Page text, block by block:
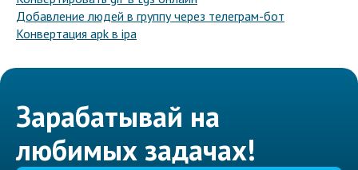
Добавление людей в группу через телеграм-бот
Конвертация apk в ipa
Зарабатывай на
любимых задачах!